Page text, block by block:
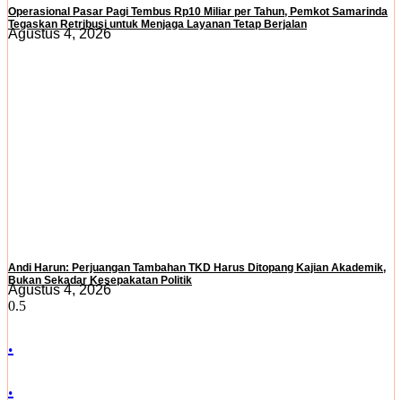
Operasional Pasar Pagi Tembus Rp10 Miliar per Tahun, Pemkot Samarinda
Tegaskan Retribusi untuk Menjaga Layanan Tetap Berjalan
Agustus 4, 2026
Andi Harun: Perjuangan Tambahan TKD Harus Ditopang Kajian Akademik,
Bukan Sekadar Kesepakatan Politik
Agustus 4, 2026
.
.